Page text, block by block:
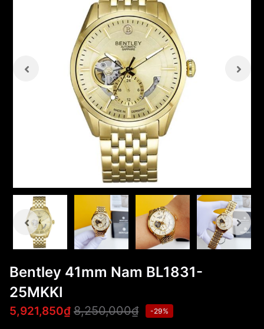
Bentley 41mm Nam BL1831-
25MKKI
5,921,850₫ 8,250,000₫ -29%